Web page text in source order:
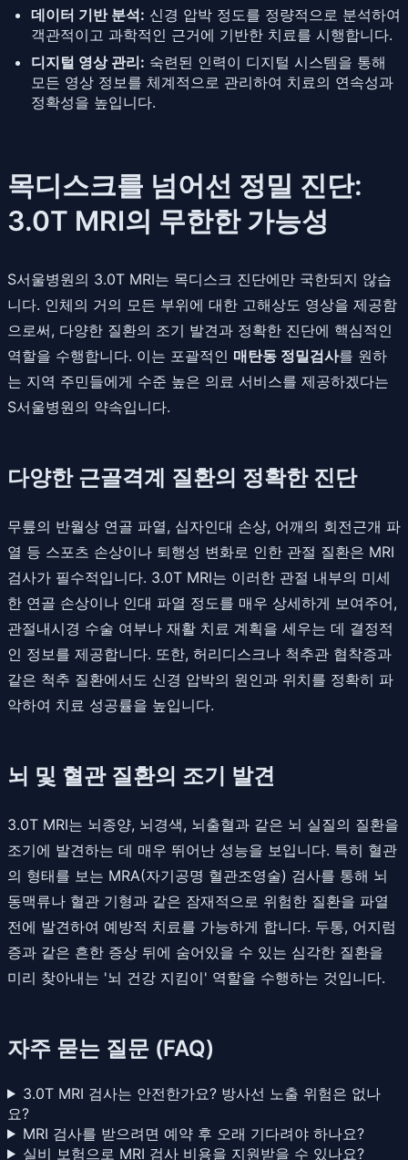
데이터 기반 분석: 신경 압박 정도를 정량적으로 분석하여
객관적이고 과학적인 근거에 기반한 치료를 시행합니다.
디지털 영상 관리: 숙련된 인력이 디지털 시스템을 통해
모든 영상 정보를 체계적으로 관리하여 치료의 연속성과
정확성을 높입니다.
목디스크를 넘어선 정밀 진단:
3.0T MRI의 무한한 가능성
S서울병원의 3.0T MRI는 목디스크 진단에만 국한되지 않습
니다. 인체의 거의 모든 부위에 대한 고해상도 영상을 제공함
으로써, 다양한 질환의 조기 발견과 정확한 진단에 핵심적인
역할을 수행합니다. 이는 포괄적인 매탄동 정밀검사를 원하
는 지역 주민들에게 수준 높은 의료 서비스를 제공하겠다는
S서울병원의 약속입니다.
다양한 근골격계 질환의 정확한 진단
무릎의 반월상 연골 파열, 십자인대 손상, 어깨의 회전근개 파
열 등 스포츠 손상이나 퇴행성 변화로 인한 관절 질환은 MRI
검사가 필수적입니다. 3.0T MRI는 이러한 관절 내부의 미세
한 연골 손상이나 인대 파열 정도를 매우 상세하게 보여주어,
관절내시경 수술 여부나 재활 치료 계획을 세우는 데 결정적
인 정보를 제공합니다. 또한, 허리디스크나 척추관 협착증과
같은 척추 질환에서도 신경 압박의 원인과 위치를 정확히 파
악하여 치료 성공률을 높입니다.
뇌 및 혈관 질환의 조기 발견
3.0T MRI는 뇌종양, 뇌경색, 뇌출혈과 같은 뇌 실질의 질환을
조기에 발견하는 데 매우 뛰어난 성능을 보입니다. 특히 혈관
의 형태를 보는 MRA(자기공명 혈관조영술) 검사를 통해 뇌
동맥류나 혈관 기형과 같은 잠재적으로 위험한 질환을 파열
전에 발견하여 예방적 치료를 가능하게 합니다. 두통, 어지럼
증과 같은 흔한 증상 뒤에 숨어있을 수 있는 심각한 질환을
미리 찾아내는 '뇌 건강 지킴이' 역할을 수행하는 것입니다.
자주 묻는 질문 (FAQ)
3.0T MRI 검사는 안전한가요? 방사선 노출 위험은 없나
요?
MRI 검사를 받으려면 예약 후 오래 기다려야 하나요?
실비 보험으로 MRI 검사 비용을 지원받을 수 있나요?